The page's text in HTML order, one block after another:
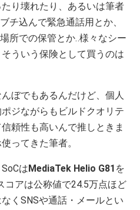
り壊れたり、あるいは筆者
チ込んで緊急通話用とか、
所での保管とか‥様々なシー
ういう保険として買うのは
ぼでもあるんだけど、個人
ジながらもビルドクオリテ
頼性も高いんで推しときま
ってきた筆者。
は MediaTek Helio G81 を
コアは公称値で24.5万点ほど
くSNSや通話・メールとい